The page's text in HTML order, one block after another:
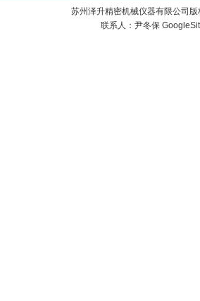
苏州泽升精密机械仪器有限公司
联系人：尹冬保